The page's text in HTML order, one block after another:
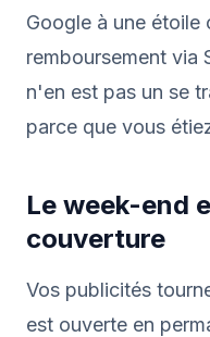
Google à une étoile
remboursement via
n'en est pas un se
parce que vous
Le week-end
couverture
Vos publicités
est ouverte en